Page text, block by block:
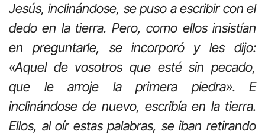
Jesús, inclinándose, se puso a escribir con el
dedo en la tierra. Pero, como ellos insistían
en preguntarle, se incorporó y les dijo:
«Aquel de vosotros que esté sin pecado,
que le arroje la primera piedra». E
inclinándose de nuevo, escribía en la tierra.
Ellos, al oír estas palabras, se iban retirando